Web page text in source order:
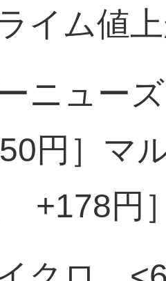
イム値
ニュー
円］マ
+178円